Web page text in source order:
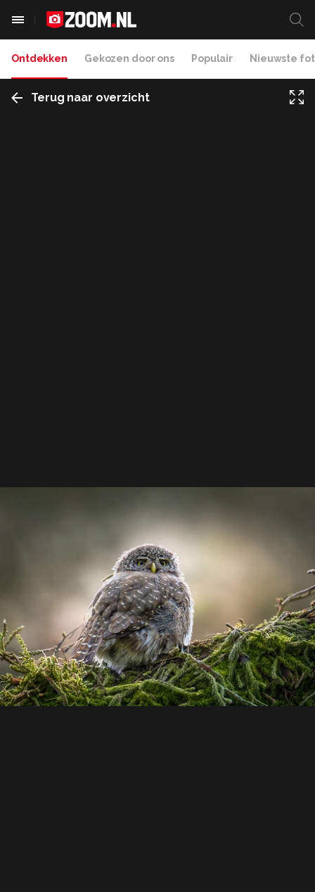
Ontdekken Gekozen door ons Populair Nieuwste
Terug naar overzicht